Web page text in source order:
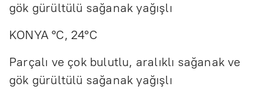
gök gürültülü sağanak yağışlı
KONYA °C, 24°C
Parçalı ve çok bulutlu, aralıklı sağanak ve
gök gürültülü sağanak yağışlı